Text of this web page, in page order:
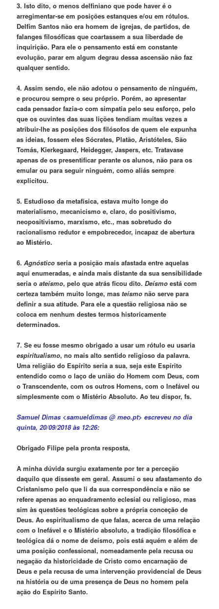
3. Isto dito, o menos delfiniano que pode haver é o
arregimentar-se em posições estanques e/ou em rótulos.
Delfim Santos não era homem de igrejas, de partidos, de
falanges filosóficas que coartassem a sua liberdade de
inquirição. Para ele o pensamento está em constante
evolução, parar em algum degrau dessa ascensão não faz
qualquer sentido.
4. Assim sendo, ele não adotou o pensamento de ninguém,
e procurou sempre o seu próprio. Porém, ao apresentar
cada pensador fazia-o com simpatia pelo seu esforço, pelo
que os ouvintes das suas lições tendiam muitas vezes a
atribuir-lhe as posições dos filósofos de quem ele expunha
as ideias, fossem eles Sócrates, Platão, Aristóteles, São
Tomás, Kierkegaard, Heidegger, Jaspers, etc. Tratavase
apenas de os presentificar perante os alunos, não para os
emular ou para seguir ninguém, como aliás sempre
explicitou.
5. Estudioso da metafísica, estava muito longe do
materialismo, mecanicismo e, claro, do positivismo,
neopositivismo, marxismo, etc., mas sobretudo do
racionalismo redutor e empobrecedor, incapaz de abertura
ao Mistério.
6.Agnóstico seria a posição mais afastada entre aquelas
aqui enumeradas, e ainda mais distante da sua sensibilidade
seria oateísmo, pelo que atrás ficou dito.Deísmo está com
certeza também muito longe, mas teísmo não serve para
definir a sua atitude. Para ele a questão religiosa não se
coloca em nenhum destes termos historicamente
determinados.
7. Se eu fosse mesmo obrigado a usar um rótulo eu usaria
espiritualismo, no mais alto sentido religioso da palavra.
Uma religião do Espírito seria a sua, seja este Espírito
entendido como o laço de união do Homem com Deus, com
o Transcendente, com os outros Homens, com o Inefável ou
simplesmente com o Mistério Absoluto. Ao teu dispor, fs.
Samuel Dimas <samueldimas @ meo.pt> escreveu no dia
quinta, 20/09/2018 às 12:26:
Obrigado Filipe pela pronta resposta,
A minha dúvida surgiu exatamente por ter a perceção
daquilo que disseste em geral. Assumi o seu afastamento do
Cristanismo pelo que li da sua correspondência e não se
refere apenas ao enquadramento eclesial ou religioso, mas
sim às questões teológicas sobre a própria conceção de
Deus. Ao espiritualismo de que falas, acerca de uma relação
com o Inefável e o Mistério absoluto, a tradição filosófica e
teológica dá o nome de deísmo, pois está aquém e além de
uma posição confessional, nomeadamente pela recusa ou
negação da historicidade de Cristo como encarnação de
Deus e pela recusa de uma intervenção providencial de Deus
na história ou de uma presença de Deus no homem pela
ação do Espírito Santo.